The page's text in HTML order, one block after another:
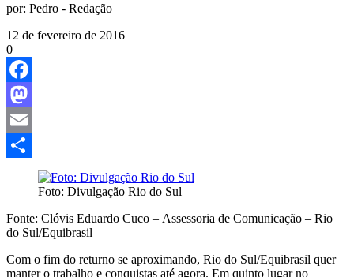
por: Pedro - Redação
12 de fevereiro de 2016
0
Facebook
Mastodon
Email
Foto: Divulgação Rio do Sul
Fonte: Clóvis Eduardo Cuco – Assessoria de Comunicação – Rio
do Sul/Equibrasil
Com o fim do returno se aproximando, Rio do Sul/Equibrasil quer
manter o trabalho e conquistas até agora. Em quinto lugar no